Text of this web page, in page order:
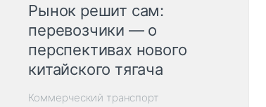
Рынок решит сам:
перевозчики — о
перспективах нового
китайского тягача
Коммерческий транспорт